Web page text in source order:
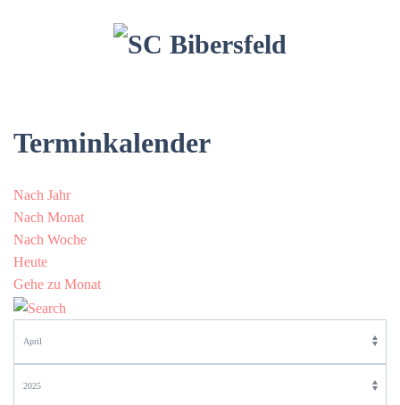
Terminkalender
Nach Jahr
Nach Monat
Nach Woche
Heute
Gehe zu Monat